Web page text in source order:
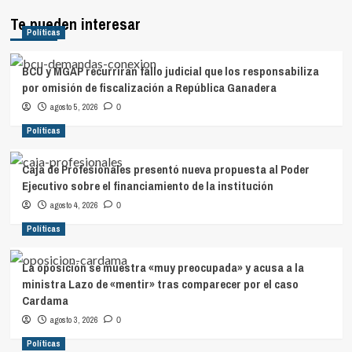
Te pueden interesar
Políticas
BCU y MGAP recurrirán fallo judicial que los responsabiliza
por omisión de fiscalización a República Ganadera
agosto 5, 2026 0
Políticas
Caja de Profesionales presentó nueva propuesta al Poder
Ejecutivo sobre el financiamiento de la institución
agosto 4, 2026 0
Políticas
La oposición se muestra «muy preocupada» y acusa a la
ministra Lazo de «mentir» tras comparecer por el caso
Cardama
agosto 3, 2026 0
Políticas